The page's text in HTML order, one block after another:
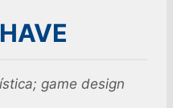
game design